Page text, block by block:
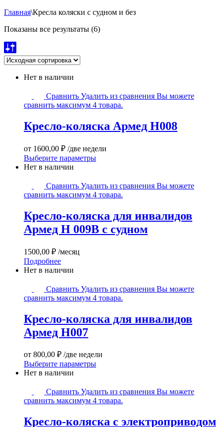
Главная\Кресла коляски с судном и без
Показаны все результаты (6)
Нет в наличии
Кресло-
коляска
H008
Сравнить Удалить из сравнения Вы можете
сравнить максимум 4 товара.
Кресло-коляска Армед H008
от 1600,00 ₽ /две недели
Выберите параметрыЭтот
несколько
вариаций.
выбрать
на
странице
Нет в наличии
Кресло-
коляска
инвалидов
Армед
H
009B
судном
Сравнить Удалить из сравнения Вы можете
сравнить максимум 4 товара.
Кресло-коляска для инвалидов
Армед H 009B с судном
1500,00 ₽ /месяц
Подробнее
Нет в наличии
Кресло-
коляска
инвалидов
Армед
H007
Сравнить Удалить из сравнения Вы можете
сравнить максимум 4 товара.
Кресло-коляска для инвалидов
Армед H007
от 800,00 ₽ /две недели
Выберите параметрыЭтот
несколько
вариаций.
Нет в наличии
Кресло-
коляска
элeктрoпpивoдом
Сравнить Удалить из сравнения Вы можете
сравнить максимум 4 товара.
Кресло-коляска с элeктрoпpивoдом